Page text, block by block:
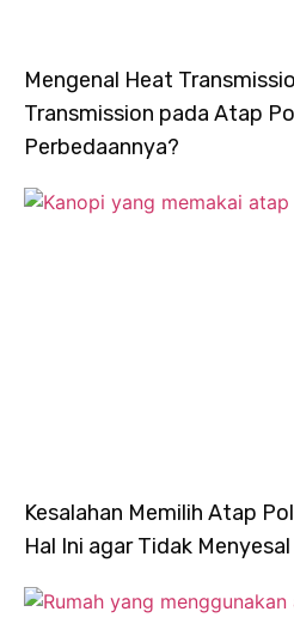
Mengenal Heat
Transmission pada Atap
Perbedaannya?
Kesalahan Memilih Atap
Hal Ini agar Tidak Menyesal